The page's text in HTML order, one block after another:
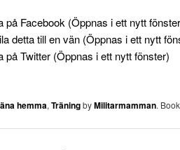
på Facebook (Öppnas i ett nytt
detta till en vän (Öppnas i ett nytt
på Twitter (Öppnas i ett nytt fönster)
hemma, TräningbyMilitarmamman.